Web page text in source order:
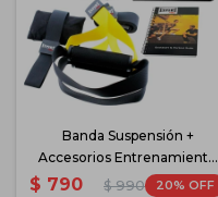
Banda Suspensión +
Accesorios Entrenamiento
Expert
$ 790 $ 990 20